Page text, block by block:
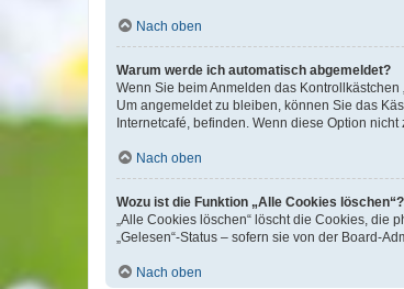
Nach oben
Warum werde ich automatisch abgemeldet?
Wenn Sie beim Anmelden das
Um angemeldet zu bleiben, können Sie das
Internetcafé, befinden. Wenn diese Option
Nach oben
Wozu ist die Funktion „Alle Cookies löschen“?
„Alle Cookies löschen“ löscht die Cookies,
„Gelesen“-Status – sofern sie von der Board-
Nach oben